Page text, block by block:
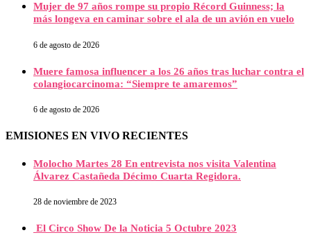
Mujer de 97 años rompe su propio Récord Guinness; la
más longeva en caminar sobre el ala de un avión en vuelo
6 de agosto de 2026
Muere famosa influencer a los 26 años tras luchar contra el
colangiocarcinoma: “Siempre te amaremos”
6 de agosto de 2026
EMISIONES EN VIVO RECIENTES
Molocho Martes 28 En entrevista nos visita Valentina
Álvarez Castañeda Décimo Cuarta Regidora.
28 de noviembre de 2023
El Circo Show De la Noticia 5 Octubre 2023